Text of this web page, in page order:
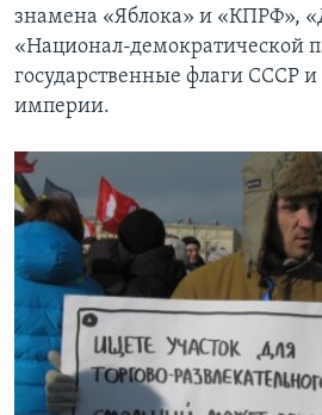
знамена «Яблока» и «КПРФ»,
«Национал-демократической
государственные флаги СССР и
империи.